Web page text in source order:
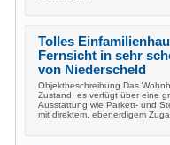
Tolles
Fernsicht in sehr
von Niederscheld
Objektbeschreibung Das
Zustand, es verfügt über eine
Ausstattung wie Parkett- und
mit direktem, ebenerdigem